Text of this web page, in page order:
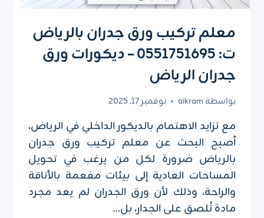
معلم تركيب ورق جدران بالرياض
ت: 0551751695 – ديكورات ورق
جدران الرياض
بواسطةaikram نوفمبر 17, 2025
مع تزايد الاهتمام بالديكور الداخلي في الرياض،
أصبح البحث عن معلم تركيب ورق جدران
بالرياض ضرورة لكل من يرغب في تحويل
المساحات العادية إلى بيئات مفعمة بالأناقة
والراحة، وذلك لأن ورق الجدران لم يعد مجرد
مادة تُلصق على الجدار، بل…